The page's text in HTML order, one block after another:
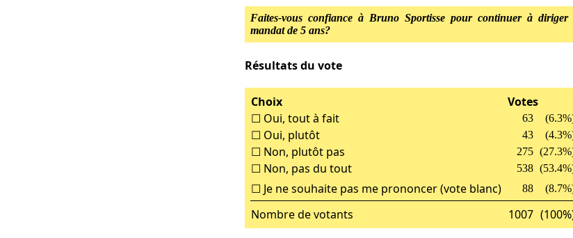
Faites-vous confiance à Bruno Sportisse pour continuer à
mandat de 5 ans?
Résultats du vote
Choix
Votes
Oui, tout à fait
63
Oui, plutôt 43
Non, plutôt pas 275
Non, pas du tout 538
Je ne souhaite pas me prononcer (vote blanc) 88
Nombre de votants 1007